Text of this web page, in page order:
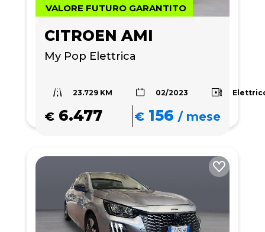
VALORE FUTURO GARANTITO
CITROEN AMI
My Pop Elettrica
23.729 KM 02/2023
€ 6.477 € 156 /mese